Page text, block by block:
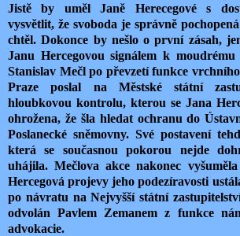
Jistě by uměl Janě Herecegové s
vysvětlit, že svoboda je správně
chtěl. Dokonce by nešlo o první zásah,
Janu Hercegovou signálem k
Stanislav Mečl po převzetí funkce
Praze poslal na Městské státní
hloubkovou kontrolu, kterou se Jana
ohrožena, že šla hledat ochranu do
Poslanecké sněmovny. Své postavení
která se současnou pokorou nejde
uhájila. Mečlova akce nakonec
Hercegová projevy jeho podezíravosti
po návratu na Nejvyšší státní
odvolán Pavlem Zemanem z funkce
advokacie.